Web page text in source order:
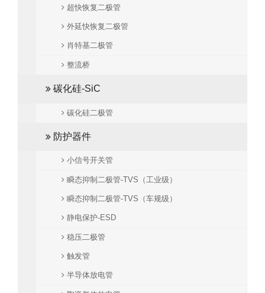
超快恢复二极管
外延快恢复二极管
肖特基二极管
整流桥
碳化硅-SiC
碳化硅二极管
防护器件
小信号开关管
瞬态抑制二极管-TVS（工业级）
瞬态抑制二极管-TVS（车规级）
静电保护-ESD
稳压二极管
触发管
半导体放电管